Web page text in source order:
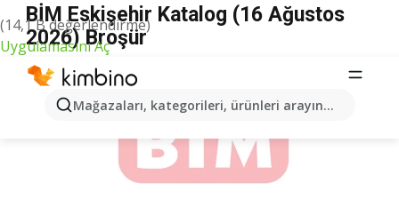
(14,1 B değerlendirme)
Uygulamasını Aç
Mağazaları, kategorileri, ürünleri arayın...
BİM Eskişehir Katalog (16 Ağustos
2026) Broşür